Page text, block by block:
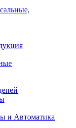
и Автоматика